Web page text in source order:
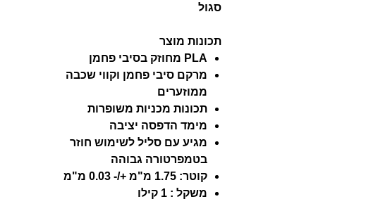
סגול
תכונות מוצר
PLA מחוזק בסיבי פחמן
מרקם סיבי פחמן וקווי שכבה
ממוזערים
תכונות מכניות משופרות
מימד הדפסה יציבה
מגיע עם סליל לשימוש חוזר
בטמפרטורה גבוהה
קוטר: 1.75 מ"מ +/- 0.03 מ"מ
משקל : 1 קילו